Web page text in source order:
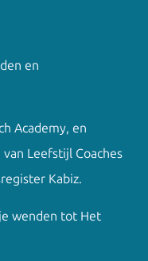
en
Academy, en
Leefstijl Coaches
Kabiz.
wenden tot Het